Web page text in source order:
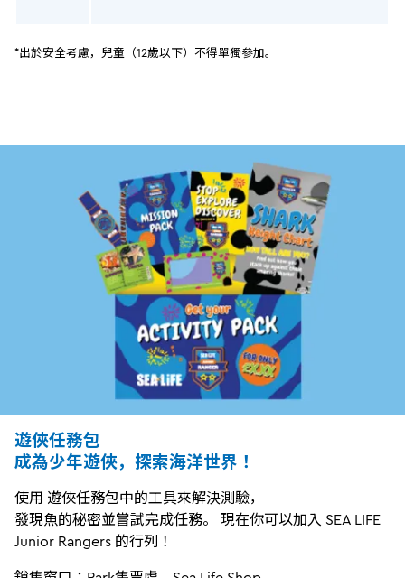
*出於安全考慮，兒童（12歲以下）不得單獨參加。
遊俠任務包
成為少年遊俠，探索海洋世界！
使用 遊俠任務包中的工具來解決測驗，
發現魚的秘密並嘗試完成任務。 現在你可以加入 SEA LIFE
Junior Rangers 的行列！